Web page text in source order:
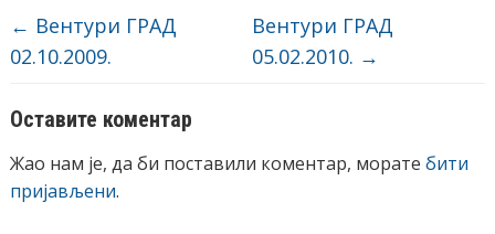
← Вентури ГРАД
02.10.2009.
Вентури ГРАД
05.02.2010. →
Оставите коментар
Жао нам је, да би поставили коментар, морате бити
пријављени.